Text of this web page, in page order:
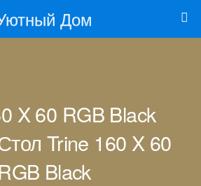
Дом
X 60 RGB Black
Trine 160 X 60
Black